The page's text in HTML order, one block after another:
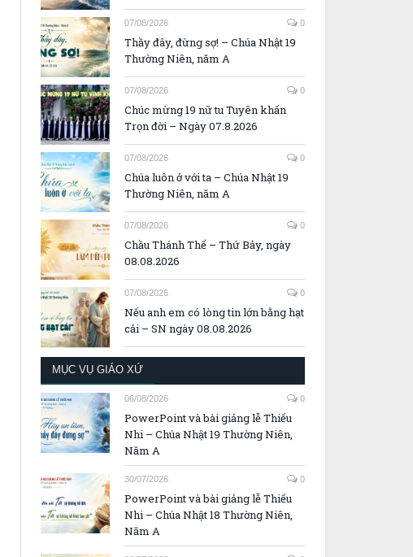
07/08/2026 0
Thầy đây, đừng sợ! – Chúa Nhật 19
Thường Niên, năm A
07/08/2026 0
Chúc mừng 19 nữ tu Tuyên khấn
Trọn đời – Ngày 07.8.2026
07/08/2026 0
Chúa luôn ở với ta – Chúa Nhật 19
Thường Niên, năm A
07/08/2026 0
Chầu Thánh Thể – Thứ Bảy, ngày
08.08.2026
07/08/2026 0
Nếu anh em có lòng tin lớn bằng hạt
cải – SN ngày 08.08.2026
MỤC VỤ GIÁO XỨ
06/08/2026 0
PowerPoint và bài giảng lễ Thiếu
Nhi – Chúa Nhật 19 Thường Niên,
Năm A
30/07/2026 0
PowerPoint và bài giảng lễ Thiếu
Nhi – Chúa Nhật 18 Thường Niên,
Năm A